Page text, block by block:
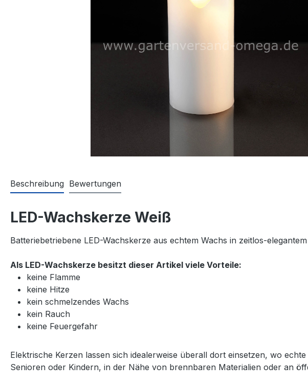
Beschreibung Bewertungen
LED-Wachskerze Weiß
Batteriebetriebene LED-Wachskerze aus echtem Wachs in zeitlos-elegantem
Als LED-Wachskerze besitzt dieser Artikel viele Vorteile:
keine Flamme
keine Hitze
kein schmelzendes Wachs
kein Rauch
keine Feuergefahr
Elektrische Kerzen lassen sich idealerweise überall dort einsetzen, wo
Senioren oder Kindern, in der Nähe von brennbaren Materialien oder an